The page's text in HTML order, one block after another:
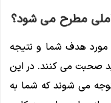
مطرح می شود؟
هدف شما و نتیجه
صحبت می کنند. در این
می ‌شوند که شما به